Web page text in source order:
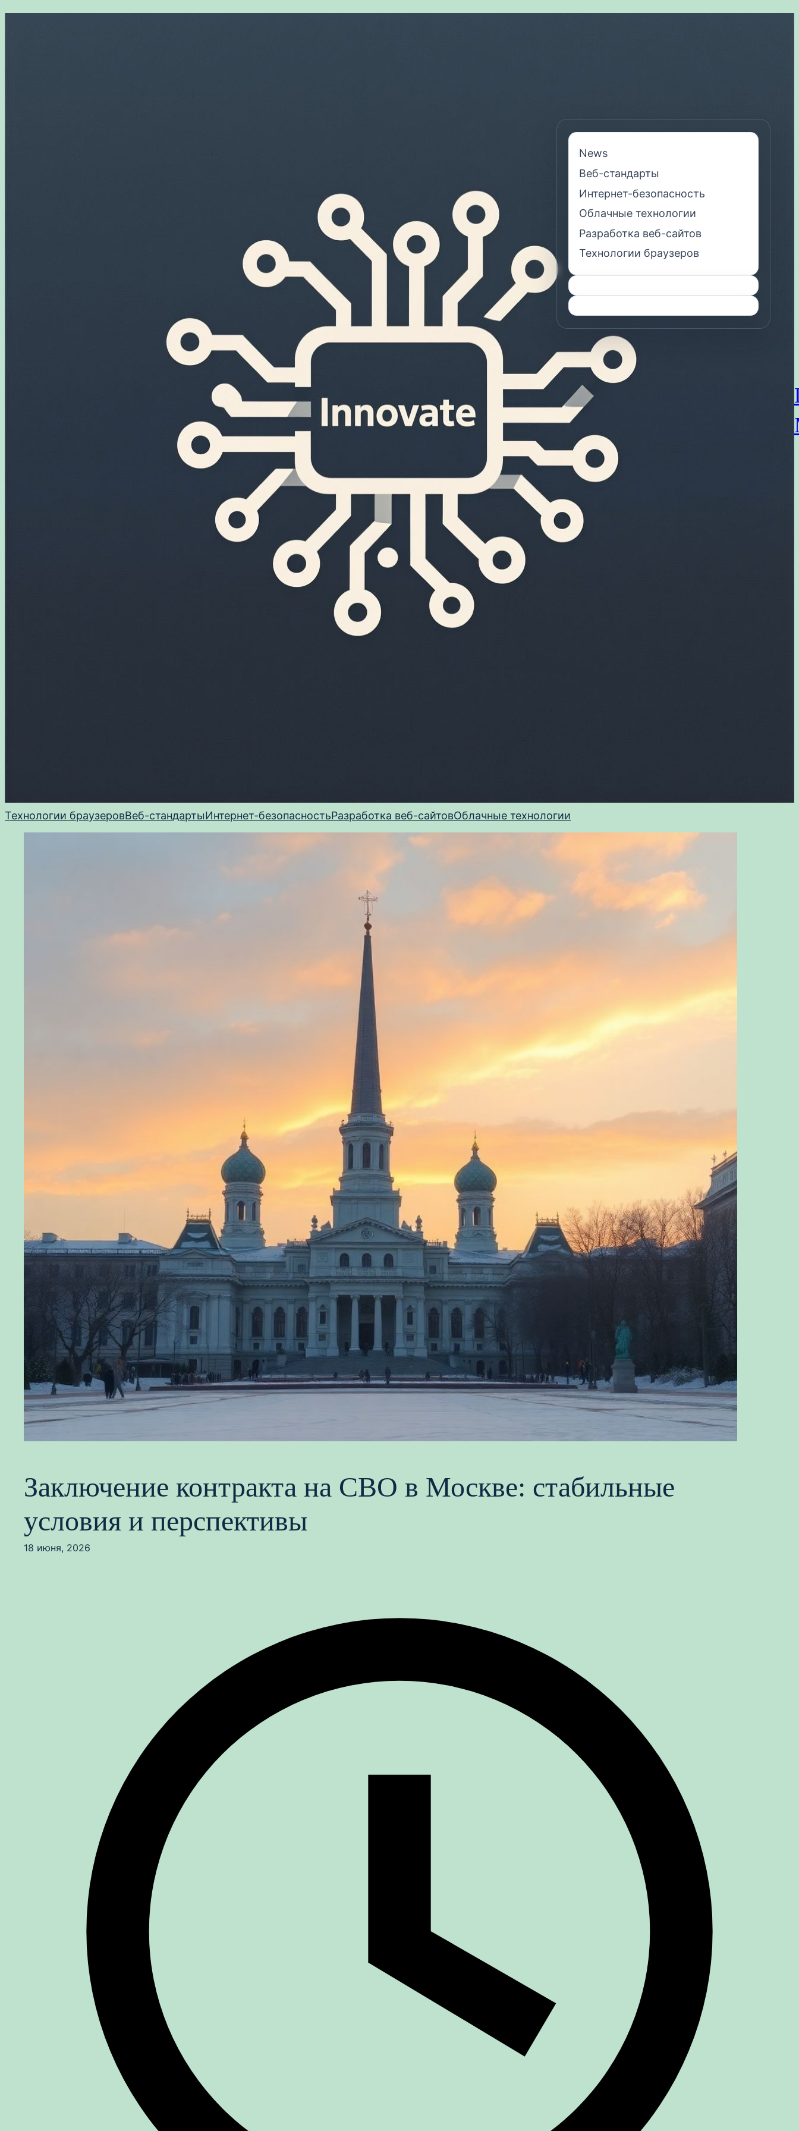
Перейти
Технологии браузеровВеб-стандартыИнтернет-безопасностьРазработка веб-сайтовОблачные технологии
Заключение контракта на СВО в Москве: стабильные
условия и перспективы
18 июня, 2026
News
Веб-стандарты
Интернет-безопасность
Облачные технологии
Разработка веб-сайтов
Технологии браузеров